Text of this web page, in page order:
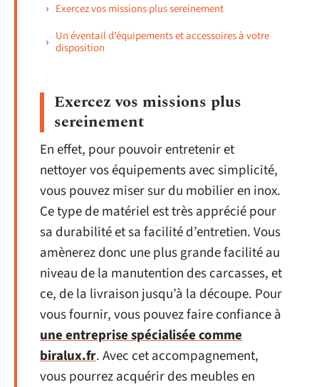
Exercez vos missions plus sereinement
Un éventail d’équipements et accessoires à votre
disposition
Exercez vos missions plus
sereinement
En effet, pour pouvoir entretenir et
nettoyer vos équipements avec simplicité,
vous pouvez miser sur du mobilier en inox.
Ce type de matériel est très apprécié pour
sa durabilité et sa facilité d’entretien. Vous
amènerez donc une plus grande facilité au
niveau de la manutention des carcasses, et
ce, de la livraison jusqu’à la découpe. Pour
vous fournir, vous pouvez faire confiance à
une entreprise spécialisée comme
biralux.fr. Avec cet accompagnement,
vous pourrez acquérir des meubles en